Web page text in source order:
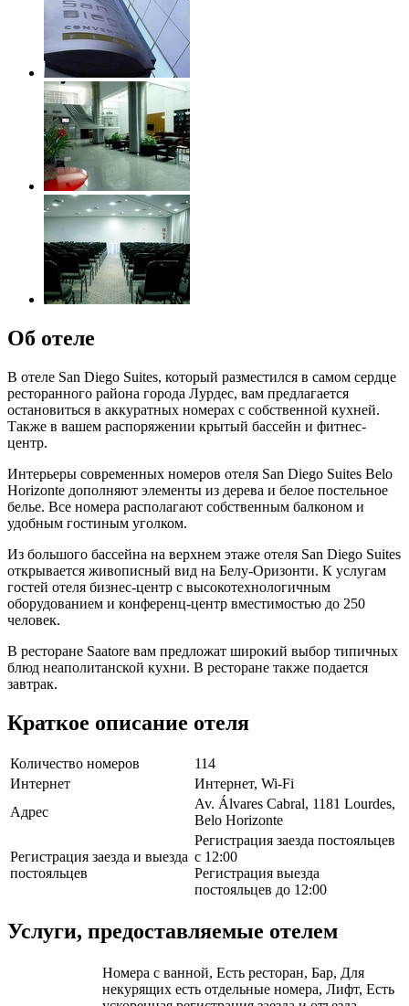
Об отеле
В отеле San Diego Suites, который разместился в самом сердце
ресторанного района города Лурдес, вам предлагается
остановиться в аккуратных номерах с собственной кухней.
Также в вашем распоряжении крытый бассейн и фитнес-
центр.
Интерьеры современных номеров отеля San Diego Suites Belo
Horizonte дополняют элементы из дерева и белое постельное
белье. Все номера располагают собственным балконом и
удобным гостиным уголком.
Из большого бассейна на верхнем этаже отеля San Diego Suites
открывается живописный вид на Белу-Оризонти. К услугам
гостей отеля бизнес-центр с высокотехнологичным
оборудованием и конференц-центр вместимостью до 250
человек.
В ресторане Saatore вам предложат широкий выбор типичных
блюд неаполитанской кухни. В ресторане также подается
завтрак.
Краткое описание отеля
Количество номеров
114
Интернет
Интернет, Wi-Fi
Адрес
Av. Álvares Cabral, 1181 Lourdes,
Belo Horizonte
Регистрация заезда и выезда
постояльцев
Регистрация заезда постояльцев
с 12:00
Регистрация выезда
постояльцев до 12:00
Услуги, предоставляемые отелем
Номера с ванной, Есть ресторан, Бар, Для
некурящих есть отдельные номера, Лифт, Есть